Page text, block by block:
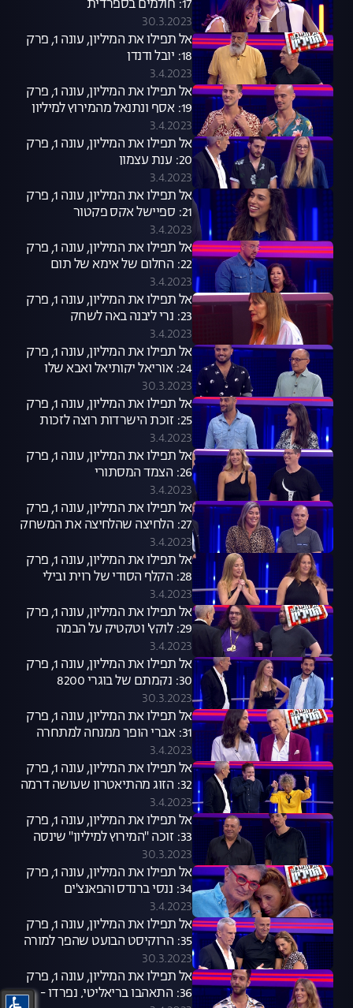
17: חולמים בספרדית
30.3.2023
אל תפילו את המיליון, עונה 1, פרק
18: יובל ודנדן
3.4.2023
אל תפילו את המיליון, עונה 1, פרק
19: אסף ונתנאל מהמירוץ למיליון
3.4.2023
אל תפילו את המיליון, עונה 1, פרק
20: ענת עצמון
3.4.2023
אל תפילו את המיליון, עונה 1, פרק
21: ספיישל אקס פקטור
3.4.2023
אל תפילו את המיליון, עונה 1, פרק
22: החלום של אימא של תום
3.4.2023
אל תפילו את המיליון, עונה 1, פרק
23: נרי ליבנה באה לשחק
3.4.2023
אל תפילו את המיליון, עונה 1, פרק
24: אוריאל יקותיאל ואבא שלו
30.3.2023
אל תפילו את המיליון, עונה 1, פרק
25: זוכת הישרדות רוצה לזכות
שוב במיליון
3.4.2023
אל תפילו את המיליון, עונה 1, פרק
26: הצמד המסתורי
3.4.2023
אל תפילו את המיליון, עונה 1, פרק
27: הלחיצה שהלחיצה את המשחק
3.4.2023
אל תפילו את המיליון, עונה 1, פרק
28: הקלף הסודי של רוית ובילי
3.4.2023
אל תפילו את המיליון, עונה 1, פרק
29: לוקץ' וטקטיק על הבמה
3.4.2023
אל תפילו את המיליון, עונה 1, פרק
30: נקמתם של בוגרי 8200
30.3.2023
אל תפילו את המיליון, עונה 1, פרק
31: אברי הופך ממנחה למתחרה
3.4.2023
אל תפילו את המיליון, עונה 1, פרק
32: הזוג מהתיאטרון שעושה דרמה
מהכול
3.4.2023
אל תפילו את המיליון, עונה 1, פרק
33: זוכה "המירוץ למיליון" שינסה
לשחזר את ההצלחה
30.3.2023
אל תפילו את המיליון, עונה 1, פרק
34: ננסי ברנדס והפאנצ'ים
3.4.2023
אל תפילו את המיליון, עונה 1, פרק
35: הרוקיסט הבועט שהפך למורה
לאזרחות
30.3.2023
אל תפילו את המיליון, עונה 1, פרק
36: התאהבו בריאליטי, נפרדו -